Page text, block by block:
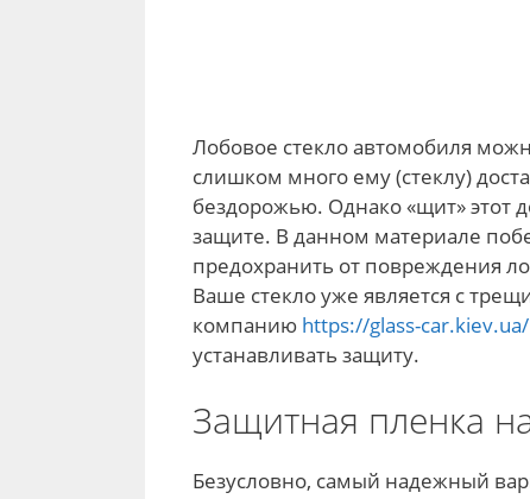
Лобовое стекло автомобиля
слишком много ему (стеклу)
бездорожью. Однако «щит» этот
защите. В данном материале
предохранить от повреждения
Ваше стекло уже является с
компанию https://glass-car.kiev.ua/
устанавливать защиту.
Защитная пленка
Безусловно, самый надежный